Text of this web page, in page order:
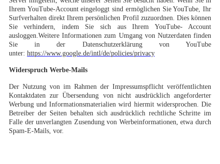
Ihrem YouTube-Account eingeloggt sind ermöglichen Sie YouTube, Ihr
Surfverhalten direkt Ihrem persönlichen Profil zuzuordnen. Dies können
Sie verhindern, indem Sie sich aus Ihrem YouTube- Account
ausloggen.Weitere Informationen zum Umgang von Nutzerdaten finden
Sie in der Datenschutzerklärung von YouTube
unter: https://www.google.de/intl/de/policies/privacy
Widerspruch Werbe-Mails
Der Nutzung von im Rahmen der Impressumspflicht veröffentlichten
Kontaktdaten zur Übersendung von nicht ausdrücklich angeforderter
Werbung und Informationsmaterialien wird hiermit widersprochen. Die
Betreiber der Seiten behalten sich ausdrücklich rechtliche Schritte im
Falle der unverlangten Zusendung von Werbeinformationen, etwa durch
Spam-E-Mails, vor.